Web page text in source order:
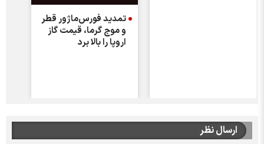
تمدید فورس‌ماژور قطر
و موج گرما، قیمت گاز
اروپا را بالا برد
ارسال نظر